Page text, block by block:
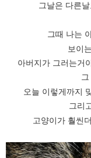
그날은 다른
그때 나는
보이
아버지가 그러는거
오늘 이렇게까지
그리
고양이가 훨씬